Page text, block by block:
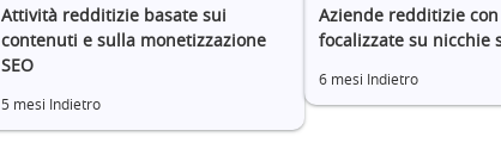
Attività redditizie basate sui
contenuti e sulla monetizzazione
SEO
5 mesi Indietro
Aziende redditizie con
focalizzate su nicchie
6 mesi Indietro